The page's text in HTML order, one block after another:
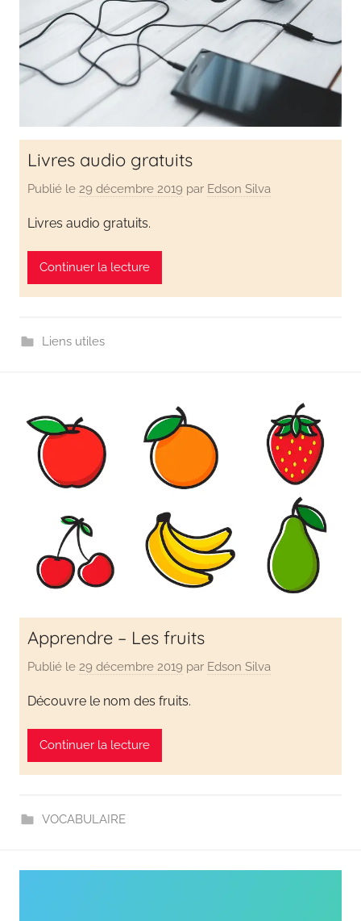
en
s'amusant
Livres audio gratuits
Publié le 29 décembre 2019 par Edson Silva
Livres audio gratuits.
Continuer la lecture
Liens utiles
Apprendre – Les fruits
Publié le 29 décembre 2019 par Edson Silva
Découvre le nom des fruits.
Continuer la lecture
VOCABULAIRE